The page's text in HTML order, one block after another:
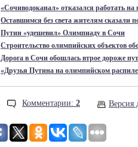
«Сочиводоканал» отказался работать
Оставшимся без света жителям сказали
Путин «удешевил» Олимпиаду в Сочи
Строительство олимпийских объектов
Дорога в Сочи обошлась втрое дороже
«Друзья Путина на олимпийском
Комментарии: 2 Версия